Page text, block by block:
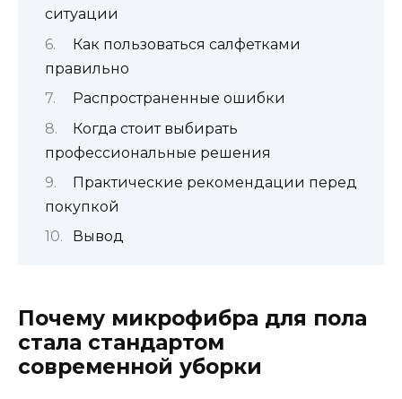
ситуации
Как пользоваться салфетками
правильно
Распространенные ошибки
Когда стоит выбирать
профессиональные решения
Практические рекомендации перед
покупкой
Вывод
Почему микрофибра для пола
стала стандартом
современной уборки